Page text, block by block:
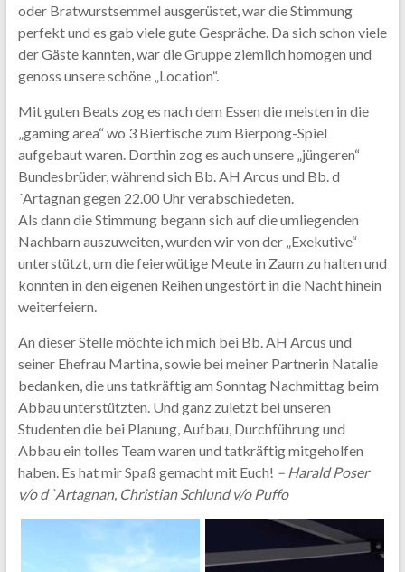
oder Bratwurstsemmel ausgerüstet, war die Stimmung
perfekt und es gab viele gute Gespräche. Da sich schon viele
der Gäste kannten, war die Gruppe ziemlich homogen und
genoss unsere schöne „Location“.
Mit guten Beats zog es nach dem Essen die meisten in die
„gaming area“ wo 3 Biertische zum Bierpong-Spiel
aufgebaut waren. Dorthin zog es auch unsere „jüngeren“
Bundesbrüder, während sich Bb. AH Arcus und Bb. d
´Artagnan gegen 22.00 Uhr verabschiedeten.
Als dann die Stimmung begann sich auf die umliegenden
Nachbarn auszuweiten, wurden wir von der „Exekutive“
unterstützt, um die feierwütige Meute in Zaum zu halten und
konnten in den eigenen Reihen ungestört in die Nacht hinein
weiterfeiern.
An dieser Stelle möchte ich mich bei Bb. AH Arcus und
seiner Ehefrau Martina, sowie bei meiner Partnerin Natalie
bedanken, die uns tatkräftig am Sonntag Nachmittag beim
Abbau unterstützten. Und ganz zuletzt bei unseren
Studenten die bei Planung, Aufbau, Durchführung und
Abbau ein tolles Team waren und tatkräftig mitgeholfen
haben. Es hat mir Spaß gemacht mit Euch! – Harald Poser
v/o d `Artagnan, Christian Schlund v/o Puffo